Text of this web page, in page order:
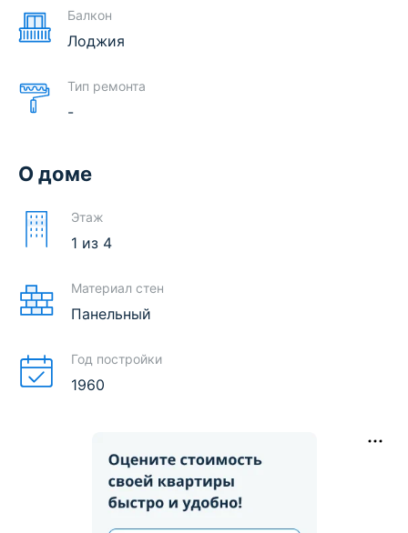
Балкон
Лоджия
Тип ремонта
-
О доме
Этаж
1 из 4
Материал стен
Панельный
Год постройки
1960